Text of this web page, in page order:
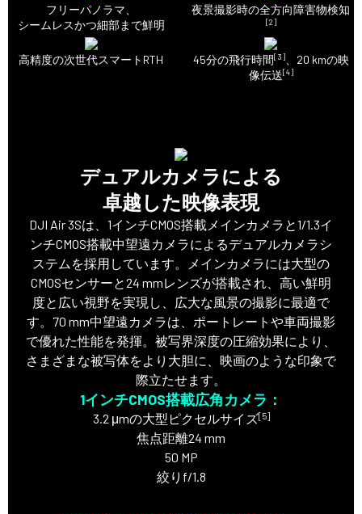
フリーパノラマ、
シームレスかつ細部まで鮮明
夜景撮影時の全方向障害物検知
[2]
高精度の次世代スマートRTH 45分の飛行時間[3]、20 kmの映
像伝送[4]
デュアルカメラによる
卓越した映像表現
DJI Air 3Sは、1インチCMOS搭載メインカメラと1/1.3イ
ンチCMOS搭載中望遠カメラによるデュアルカメラシ
ステムを採用しています。メインカメラには大型の
CMOSセンサーと24 mmレンズが搭載され、高い鮮明
度と広い視野を実現し、広大な風景の撮影に最適で
す。70 mm中望遠カメラは、ポートレートや車両撮影
で優れた性能を発揮。被写界深度の圧縮効果により、
さまざまな被写体をより大胆に、映画のような印象で
際立たせます。
1インチCMOS搭載広角カメラ：
3.2 μmの大型ピクセルサイズ[5]
焦点距離24 mm
50 MP
絞りf/1.8